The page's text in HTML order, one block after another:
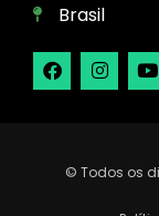
Brasil
© Todos os